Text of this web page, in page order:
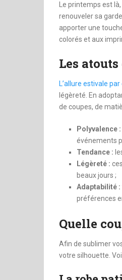
Le printemps est
renouveler sa
apporter une
colorés et aux
Les
L’allure estivale
légèreté. En
de coupes, de
Polyvalence :
événements
Tendance :
Légèreté :
beaux jours ;
Adaptabilité :
préférences
Quelle
Afin de sublimer
votre silhouette.